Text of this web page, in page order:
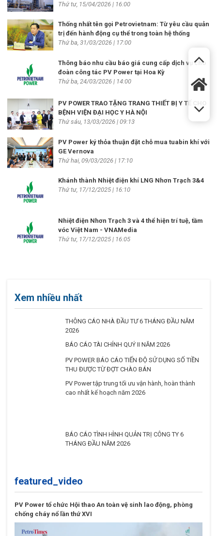
Thứ tư, 15/04/2026 | 16:00
Thống nhất tên gọi Petrovietnam: Từ yêu cầu quản
trị đến hành động cụ thể trong toàn hệ thống
Thứ ba, 31/03/2026 | 17:00
Thông báo nhu cầu báo giá cung cấp dịch vụ cho
đoàn công tác PV Power tại Hoa Kỳ
Thứ ba, 24/03/2026 | 14:00
PV POWER TRAO TẶNG TRANG THIẾT BỊ Y TẾ CHO
BỆNH VIỆN ĐẠI HỌC Y HÀ NỘI
Thứ sáu, 13/03/2026 | 09:13
PV Power ký thỏa thuận đặt chỗ mua tuabin khí với
GE Vernova
Thứ hai, 09/03/2026 | 17:10
Khánh thành Nhiệt điện khí LNG Nhơn Trạch 3&4
Thứ tư, 17/12/2025 | 16:10
Nhiệt điện Nhơn Trạch 3 và 4 thể hiện trí tuệ, tầm
vóc Việt Nam - VNAMedia
Thứ tư, 17/12/2025 | 16:05
Xem nhiều nhất
THÔNG CÁO NHÀ ĐẦU TƯ 6 THÁNG ĐẦU NĂM
2026
BÁO CÁO TÀI CHÍNH QUÝ II NĂM 2026
PV POWER BÁO CÁO TIẾN ĐỘ SỬ DỤNG SỐ TIỀN
PV Power tập trung tối ưu vận hành, hoàn thành
cao nhất kế hoạch năm 2026
featured_video